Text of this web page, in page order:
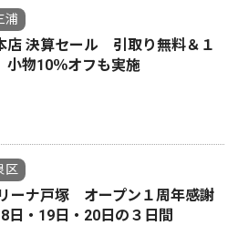
浦
店 決算セール 引取り無料＆１
物10％オフも実施
区
ーナ戸塚 オープン１周年感謝
・19日・20日の３日間